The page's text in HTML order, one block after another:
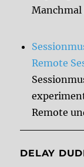
Remote
Remote
DELAY